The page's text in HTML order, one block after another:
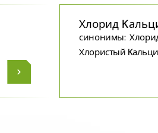
Хлорид
синонимы:
Хлористый